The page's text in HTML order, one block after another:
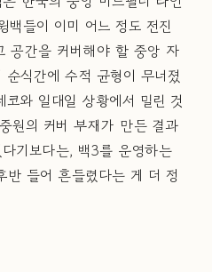
백들이 이미 어느 정도 전진
공간을 커버해야 할 중앙 자
식간에 수적 균형이 무너졌
와 일대일 상황에서 밀린 것
원의 커버 부재가 만든 결과
기보다는, 백3를 운영하는
반 들어 흔들렸다는 게 더 정